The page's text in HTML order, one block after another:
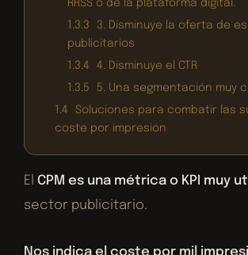
RRSS o de la plataforma digital.
1.3.3
3. Disminuye la oferta de
publicitarios
1.3.4
4. Disminuye el CTR
1.3.5
5. Una segmentación muy
1.4
Soluciones para combatir las
coste por impresión
ElCPM es una métrica o KPI muy
sector publicitario.
Nos indica el coste por mil